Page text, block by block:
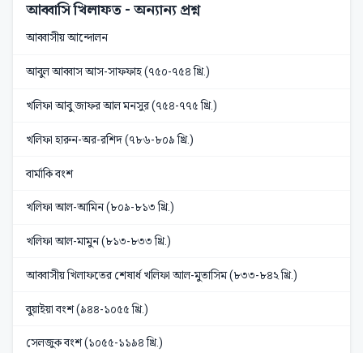
আব্বাসি খিলাফত - অন্যান্য প্রশ্ন
আব্বাসীয় আন্দোলন
আবুল আব্বাস আস-সাফফাহ (৭৫০-৭৫৪ খ্রি.)
খলিফা আবু জাফর আল মনসুর (৭৫৪-৭৭৫ খ্রি.)
খলিফা হারুন-অর-রশিদ (৭৮৬-৮০৯ খ্রি.)
বার্মাকি বংশ
খলিফা আল-আমিন (৮০৯-৮১৩ খ্রি.)
খলিফা আল-মামুন (৮১৩-৮৩৩ খ্রি.)
আব্বাসীয় খিলাফতের শেষার্ধ খলিফা আল-মুতাসিম (৮৩৩-৮৪২ খ্রি.)
বুয়াইয়া বংশ (৯৪৪-১০৫৫ খ্রি.)
সেলজুক বংশ (১০৫৫-১১৯৪ খ্রি.)